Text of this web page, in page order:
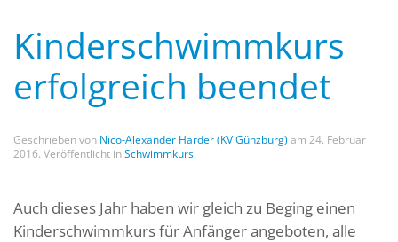
Kinderschwimmkurs
erfolgreich beendet
Geschrieben von Nico-Alexander Harder (KV Günzburg) am 24. Februar
2016. Veröffentlicht inSchwimmkurs.
Auch dieses Jahr haben wir gleich zu Beging einen
Kinderschwimmkurs für Anfänger angeboten, alle